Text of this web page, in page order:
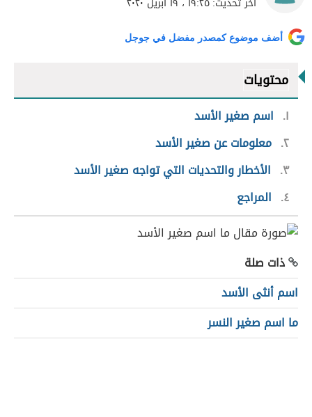
أضف موضوع كمصدر مفضل في جوجل
محتويات
١
اسم صغير الأسد
٢ معلومات عن صغير الأسد
٣
الأخطار والتحديات التي تواجه صغير الأسد
٤
المراجع
ذات صلة
اسم أنثى الأسد
ما اسم صغير النسر